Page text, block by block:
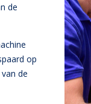
de
op
de